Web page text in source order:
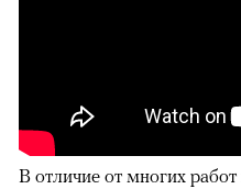
В отличие от многих